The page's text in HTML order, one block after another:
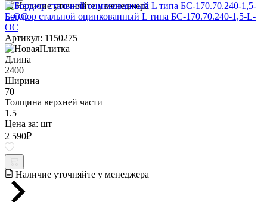
Наличие уточняйте у менеджера
Бордюр стальной оцинкованный L типа БС-170.70.240-1,5-L-
ОС
Артикул: 1150275
Длина
2400
Ширина
70
Толщина верхней части
1.5
Цена за: шт
2 590₽
Наличие уточняйте у менеджера